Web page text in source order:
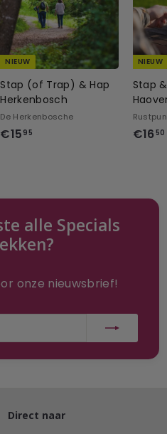
NIEUW
Stap (of Trap) & Hap
Herkenbosch
De Herkenbosche
€15 95
9
5
NIEUW
Stap
€16 50
alle Specials
onze nieuwsbrief!
Direct naar